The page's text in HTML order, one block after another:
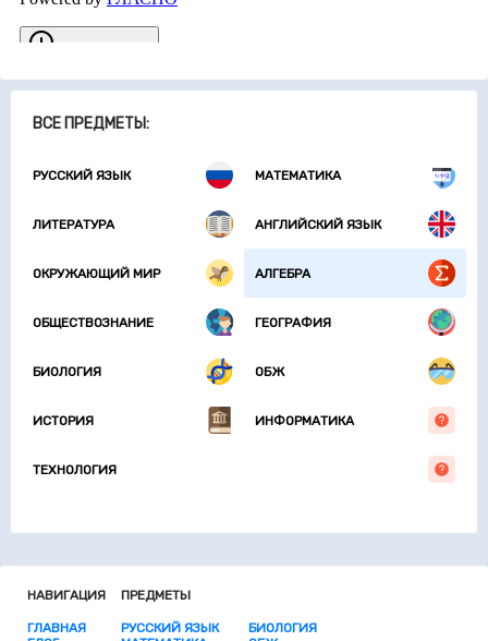
ВСЕ ПРЕДМЕТЫ:
РУССКИЙ ЯЗЫК МАТЕМАТИКА
ЛИТЕРАТУРА АНГЛИЙСКИЙ ЯЗЫК
ОКРУЖАЮЩИЙ МИР АЛГЕБРА
ОБЩЕСТВОЗНАНИЕ ГЕОГРАФИЯ
БИОЛОГИЯ ОБЖ
ИСТОРИЯ ИНФОРМАТИКА
ТЕХНОЛОГИЯ
НАВИГАЦИЯ
ГЛАВНАЯ
ПРЕДМЕТЫ
РУССКИЙ ЯЗЫК
БИОЛОГИЯ